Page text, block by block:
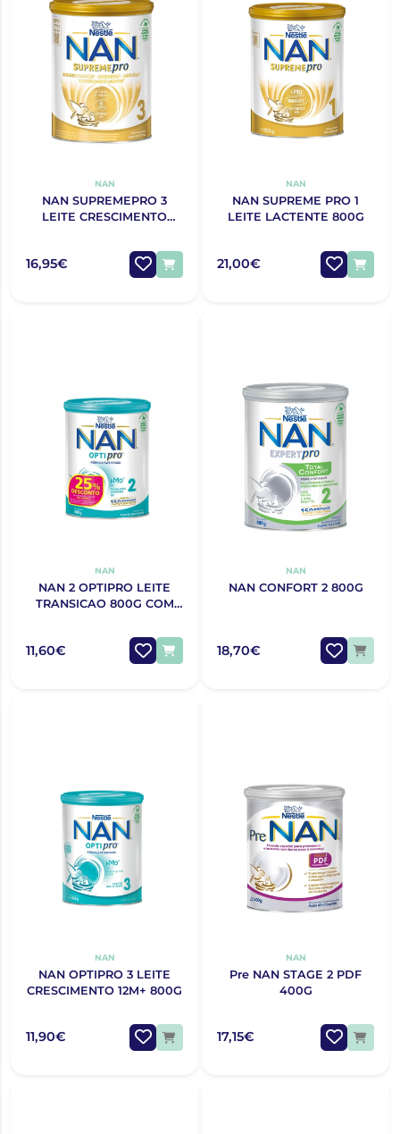
NAN
NAN SUPREMEPRO 3
LEITE CRESCIMENTO
16,95€
NAN
NAN SUPREME PRO 1
LEITE LACTENTE 800G
21,00€
NAN
NAN 2 OPTIPRO LEITE
TRANSICAO 800G COM
11,60€
NAN
NAN CONFORT 2 800G
18,70€
NAN
NAN OPTIPRO 3 LEITE
CRESCIMENTO 12M+ 800G
11,90€
NAN
Pre NAN STAGE 2 PDF
400G
17,15€